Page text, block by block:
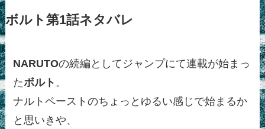
ボルト第1話ネタバレ
NARUTOの続編としてジャンプにて連載が始まっ
たボルト 。
ナルトペーストのちょっとゆるい感じで始まるか
と思いきや、